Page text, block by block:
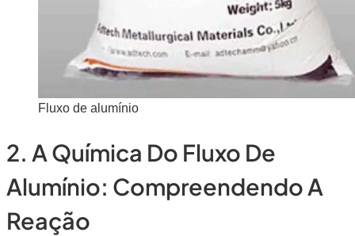
Fluxo de alumínio
2. A Química Do Fluxo De
Alumínio: Compreendendo A
Reação